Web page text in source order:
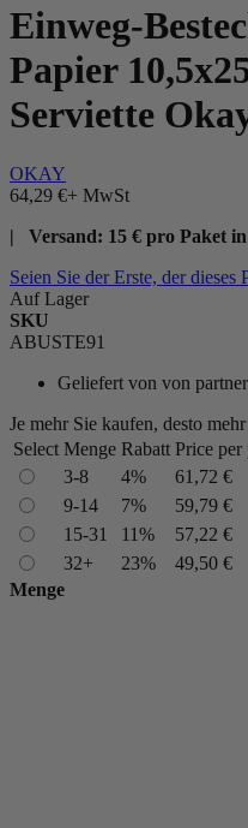
Einweg-
Papier
Serviette
OKAY
64,29 €+ MwSt
| Versand: 15 € pro Paket
Seien Sie der Erste, der dieses
Auf Lager
SKU
ABUSTE91
Geliefert von von
Je mehr Sie kaufen, desto
Select Menge Rabatt Price per
3-8
4%
61,72 €
9-14
7%
59,79 €
15-31
11%
57,22 €
32+
23%
49,50 €
Menge